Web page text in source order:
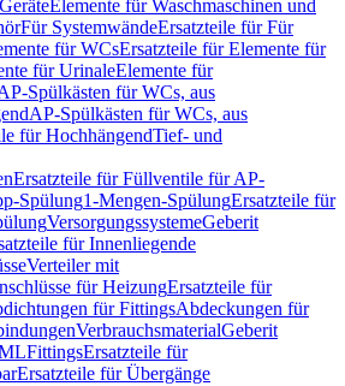
Elemente für Waschmaschinen und
Für SystemwändeErsatzteile für Für
für WCsErsatzteile für Elemente für
für UrinaleElemente für
Spülkästen für WCs, aus
AP-Spülkästen für WCs, aus
für HochhängendTief- und
Ersatzteile für Füllventile für AP-
Spülung1-Mengen-SpülungErsatzteile für
VersorgungssystemeGeberit
für Innenliegende
Verteiler mit
für HeizungErsatzteile für
für FittingsAbdeckungen für
VerbrauchsmaterialGeberit
FittingsErsatzteile für
Ersatzteile für Übergänge